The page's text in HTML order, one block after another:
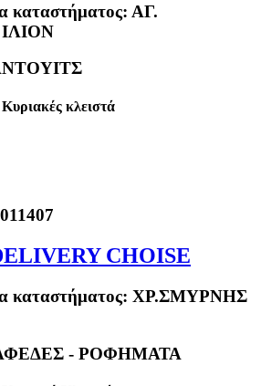
καταστήματος: ΑΓ.
κλειστά
CHOISE
καταστήματος: ΧΡ.ΣΜΥΡΝΗΣ
- ΡΟΦΗΜΑΤΑ